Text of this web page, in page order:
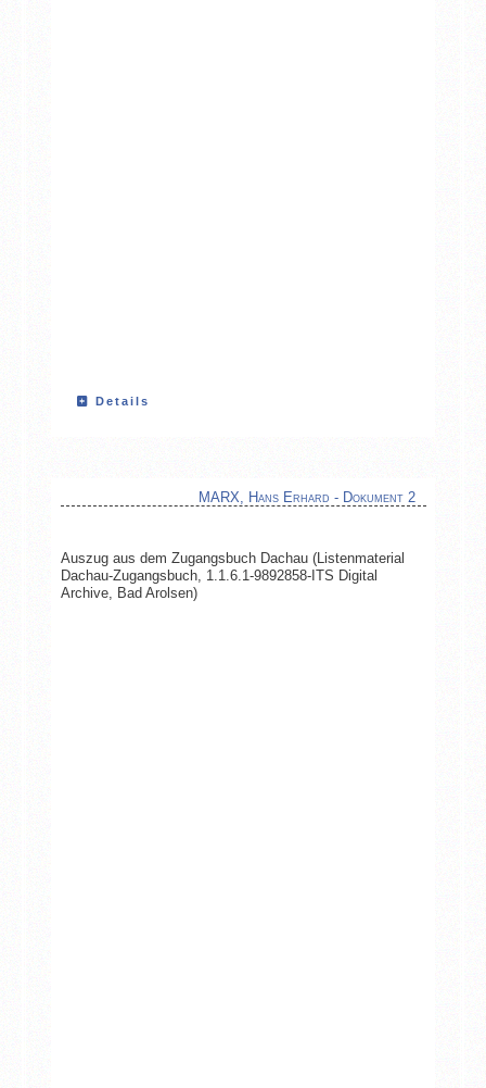
Details
MARX, Hans Erhard - Dokument 2
Auszug aus dem Zugangsbuch Dachau (Listenmaterial
Dachau-Zugangsbuch, 1.1.6.1-9892858-ITS Digital
Archive, Bad Arolsen)